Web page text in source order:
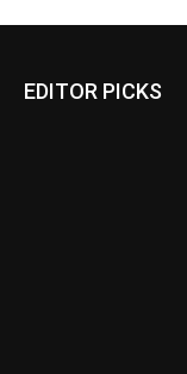
EDITOR PICKS